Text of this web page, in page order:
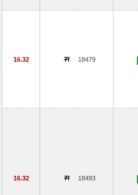
16.32 18479
16.32 18493